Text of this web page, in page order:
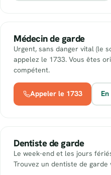
Médecin de garde
Urgent, sans danger vital (le
appelez le 1733. Vous êtes
compétent.
Appeler le 1733
Dentiste de garde
Le week-end et les jours
Trouvez un dentiste de garde